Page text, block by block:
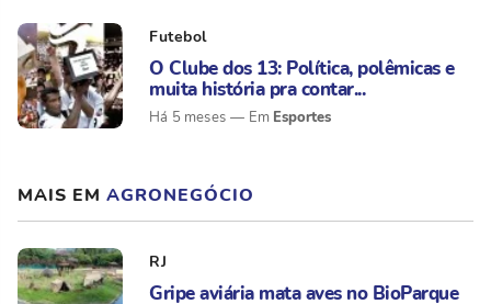
Futebol
O Clube dos 13: Política, polêmicas e
muita história pra contar...
Há 5 meses Esportes
MAIS EM AGRONEGÓCIO
RJ
Gripe aviária mata aves no BioParque